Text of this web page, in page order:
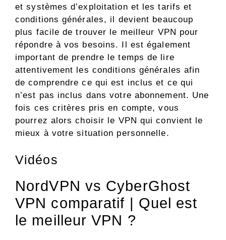
et systèmes d’exploitation et les tarifs et
conditions générales, il devient beaucoup
plus facile de trouver le meilleur VPN pour
répondre à vos besoins. Il est également
important de prendre le temps de lire
attentivement les conditions générales afin
de comprendre ce qui est inclus et ce qui
n’est pas inclus dans votre abonnement. Une
fois ces critères pris en compte, vous
pourrez alors choisir le VPN qui convient le
mieux à votre situation personnelle.
Vidéos
NordVPN vs CyberGhost
VPN comparatif | Quel est
le meilleur VPN ?